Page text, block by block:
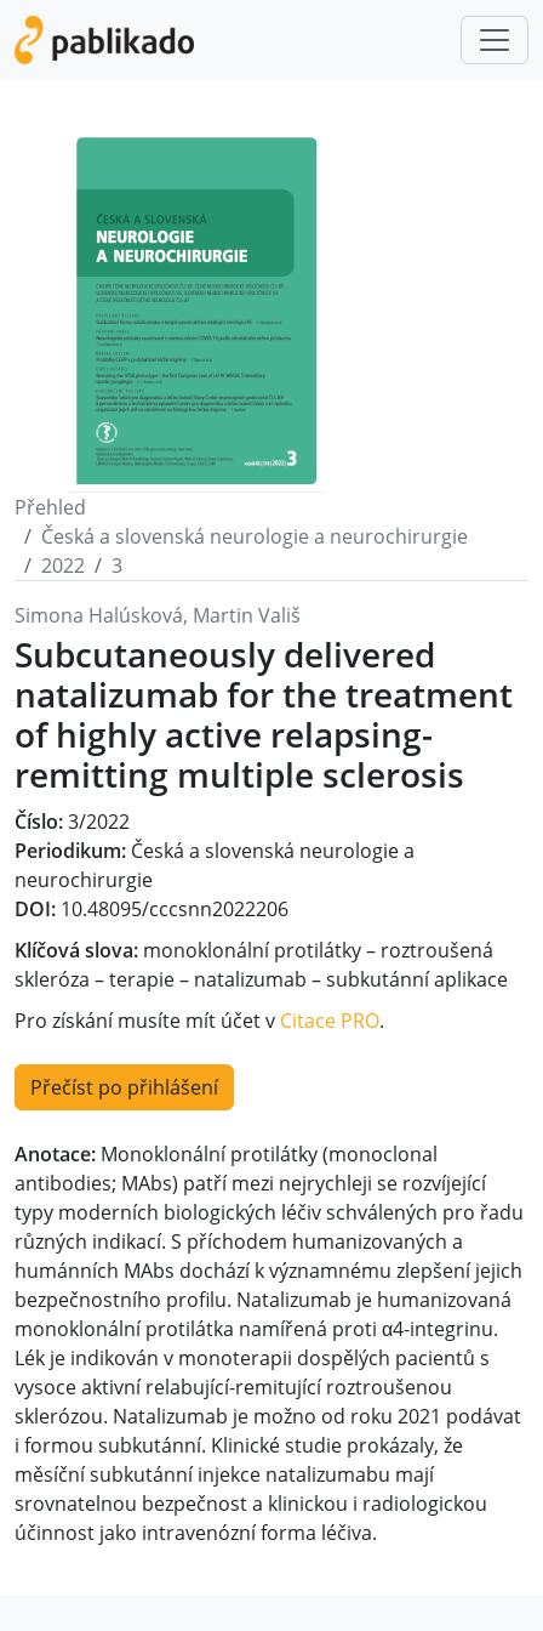
Přehled
Česká a slovenská neurologie a neurochirurgie
2022
3
Simona Halúsková, Martin Vališ
Subcutaneously delivered
natalizumab for the treatment
of highly active relapsing-
remitting multiple sclerosis
Číslo:3/2022
Periodikum: Česká a slovenská neurologie a
neurochirurgie
DOI: 10.48095/cccsnn2022206
Klíčová slova: monoklonální protilátky – roztroušená
skleróza – terapie – natalizumab – subkutánní aplikace
Pro získání musíte mít účet v Citace PRO.
Přečíst po přihlášení
Anotace: Monoklonální protilátky (monoclonal
antibodies; MAbs) patří mezi nejrychleji se rozvíjející
typy moderních biologických léčiv schválených pro řadu
různých indikací. S příchodem humanizovaných a
humánních MAbs dochází k významnému zlepšení jejich
bezpečnostního profilu. Natalizumab je humanizovaná
monoklonální protilátka namířená proti α4-integrinu.
Lék je indikován v monoterapii dospělých pacientů s
vysoce aktivní relabující-remitující roztroušenou
sklerózou. Natalizumab je možno od roku 2021 podávat
i formou subkutánní. Klinické studie prokázaly, že
měsíční subkutánní injekce natalizumabu mají
srovnatelnou bezpečnost a klinickou i radiologickou
účinnost jako intravenózní forma léčiva.